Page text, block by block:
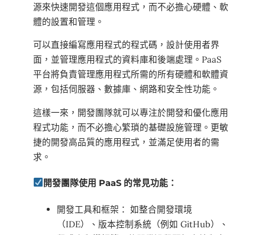
源來快速開發這個應用程式，而不必擔心硬體、軟
體的設置和管理。
可以直接編寫應用程式的程式碼，設計使用者界
面，並管理應用程式的資料庫和後端處理。PaaS
平台將負責管理應用程式所需的所有硬體和軟體資
源，包括伺服器、數據庫、網路和安全性功能。
這樣一來，開發團隊就可以專注於開發和優化應用
程式功能，而不必擔心繁瑣的基礎設施管理。更敏
捷的開發高品質的應用程式，並滿足使用者的需
求。
開發團隊使用 PaaS 的常見功能：
開發工具和框架： 如整合開發環境
（IDE）、版本控制系統（例如 GitHub）、